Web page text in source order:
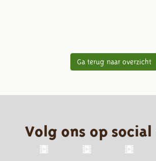
Ga terug naar overzicht
Volg ons op social